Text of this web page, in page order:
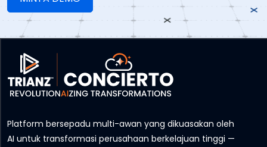
Platform bersepadu multi-awan yang dikuasakan oleh
AI untuk transformasi perusahaan berkelajuan tinggi —